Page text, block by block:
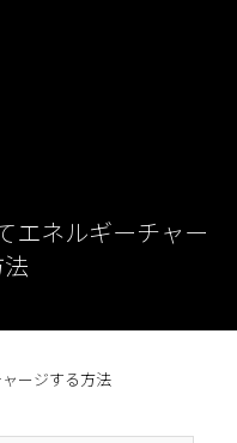
エネルギーチャー
ージする方法